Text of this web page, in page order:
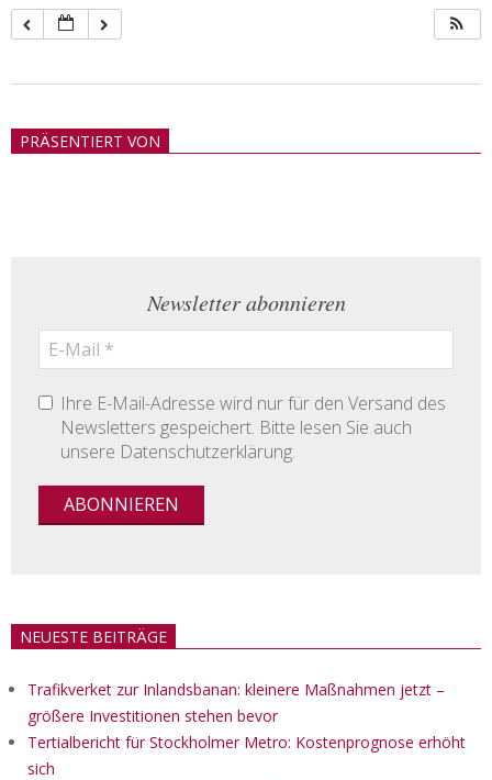
21
PRÄSENTIERT VON
Newsletter abonnieren
Ihre E-Mail-Adresse wird nur für den Versand des
Newsletters gespeichert. Bitte lesen Sie auch
unsere Datenschutzerklärung.
NEUESTE BEITRÄGE
Trafikverket zur Inlandsbanan: kleinere Maßnahmen jetzt –
größere Investitionen stehen bevor
Tertialbericht für Stockholmer Metro: Kostenprognose erhöht
sich